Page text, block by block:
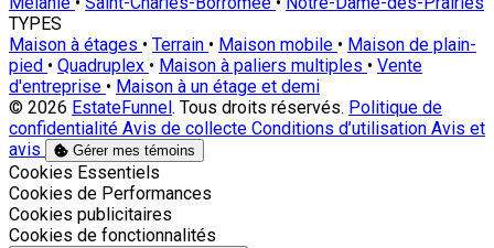
TYPES
Maison à étages • Terrain • Maison mobile • Maison de plain-
pied • Quadruplex • Maison à paliers multiples • Vente
d'entreprise • Maison à un étage et demi
© 2026 EstateFunnel . Tous droits réservés. Politique de
confidentialité Avis de collecte Conditions d’utilisation Avis et
avis
Gérer mes témoins
Activer
Cookies Essentiels
Activer
Cookies de Performances
Activer
Cookies publicitaires
Activer
Cookies de fonctionnalités